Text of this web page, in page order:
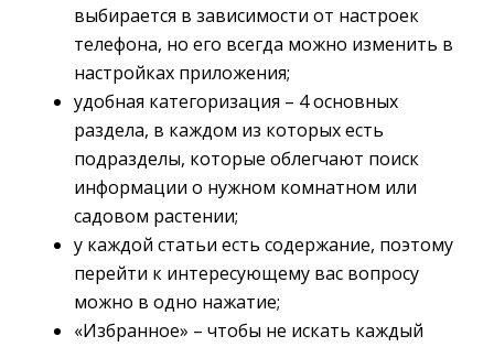
выбирается в зависимости от настроек
телефона, но его всегда можно изменить в
настройках приложения;
удобная категоризация – 4 основных
раздела, в каждом из которых есть
подразделы, которые облегчают поиск
информации о нужном комнатном или
садовом растении;
у каждой статьи есть содержание, поэтому
перейти к интересующему вас вопросу
можно в одно нажатие;
«Избранное» – чтобы не искать каждый